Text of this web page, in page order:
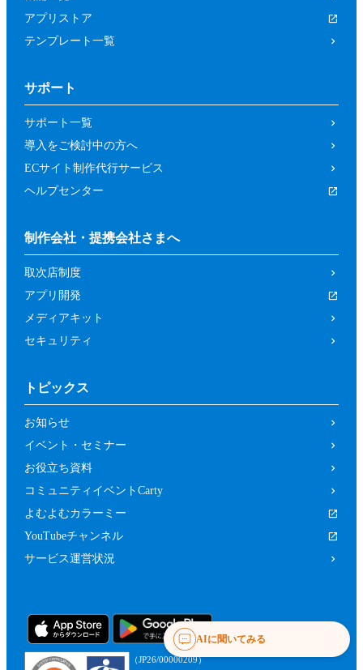
アプリストア
テンプレート一覧
サポート
サポート一覧
導入をご検討中の方へ
ECサイト制作代行サービス
ヘルプセンター
制作会社・提携会社さまへ
取次店制度
アプリ開発
メディアキット
セキュリティ
トピックス
お知らせ
イベント・セミナー
お役立ち資料
コミュニティイベントCarty
よむよむカラーミー
YouTubeチャンネル
サービス運営状況
（JP26/00000209）
AIに聞いてみる